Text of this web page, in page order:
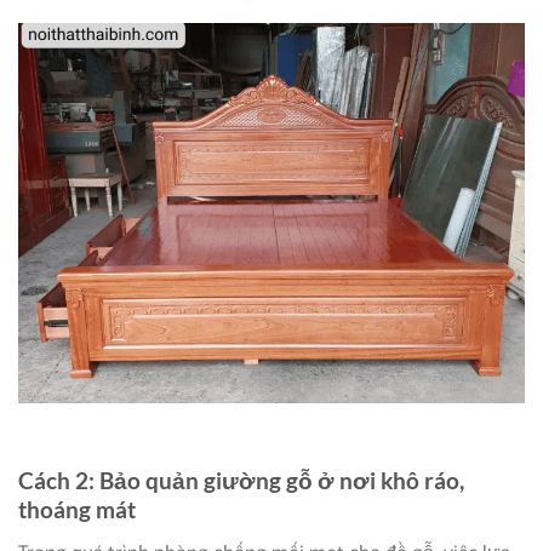
Cách 2: Bảo quản giường gỗ ở nơi khô ráo,
thoáng mát